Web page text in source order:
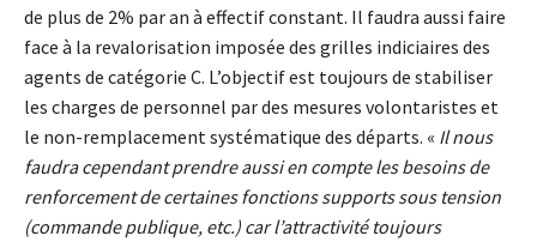
de plus de 2% par an à effectif constant. Il faudra aussi faire
face à la revalorisation imposée des grilles indiciaires des
agents de catégorie C. L’objectif est toujours de stabiliser
les charges de personnel par des mesures volontaristes et
le non-remplacement systématique des départs. « Il nous
faudra cependant prendre aussi en compte les besoins de
renforcement de certaines fonctions supports sous tension
(commande publique, etc.) car l’attractivité toujours